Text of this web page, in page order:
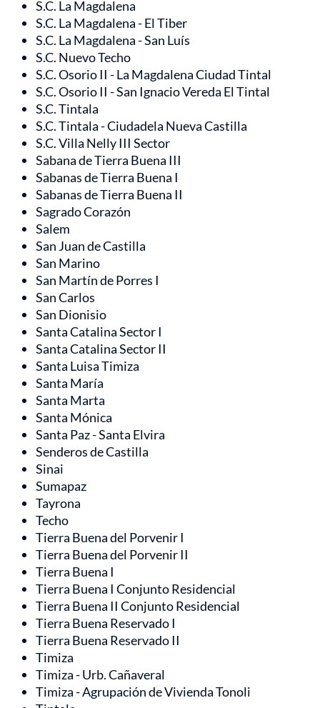
S.C. La Magdalena
S.C. La Magdalena - El Tiber
S.C. La Magdalena - San Luís
S.C. Nuevo Techo
S.C. Osorio II - La Magdalena Ciudad Tintal
S.C. Osorio II - San Ignacio Vereda El Tintal
S.C. Tintala
S.C. Tintala - Ciudadela Nueva Castilla
S.C. Villa Nelly III Sector
Sabana de Tierra Buena III
Sabanas de Tierra Buena I
Sabanas de Tierra Buena II
Sagrado Corazón
Salem
San Juan de Castilla
San Marino
San Martín de Porres I
San Carlos
San Dionisio
Santa Catalina Sector I
Santa Catalina Sector II
Santa Luisa Timiza
Santa María
Santa Marta
Santa Mónica
Santa Paz - Santa Elvira
Senderos de Castilla
Sinai
Sumapaz
Tayrona
Techo
Tierra Buena del Porvenir I
Tierra Buena del Porvenir II
Tierra Buena I
Tierra Buena I Conjunto Residencial
Tierra Buena II Conjunto Residencial
Tierra Buena Reservado I
Tierra Buena Reservado II
Timiza
Timiza - Urb. Cañaveral
Timiza - Agrupación de Vivienda Tonoli